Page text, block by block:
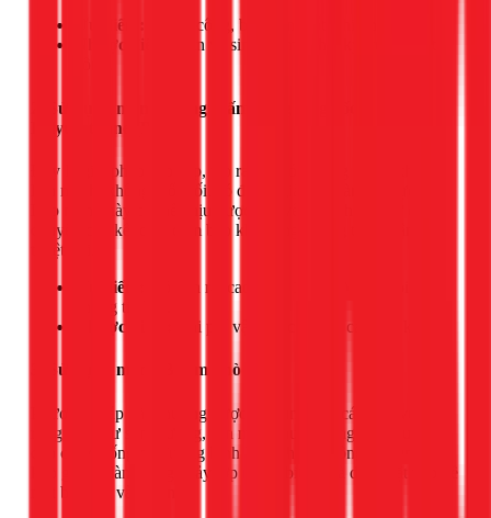
Ưu điểm:
Dễ thi công, bám dính tốt, chi phí hợp lý.
Nhược điểm:
Cần vệ sinh bề mặt thật kỹ trước khi thi
2. Sử dụng màng chống thấm dạng lỏng gốc
Polyurethane (PU)
Đây là giải pháp cao cấp, tạo ra một lớp màng chống thấm
liền mạch, không mối nối, có độ co giãn và đàn hồi cực cao.
Lớp màng này có thể chịu được các vết nứt nhỏ và sự dịch
chuyển của kết cấu, đảm bảo khả năng chống thấm gần như
tuyệt đối.
Ưu điểm:
Độ bền rất cao (trên 10 năm), đàn hồi tốt,
chống tia UV.
Nhược điểm:
Chi phí vật liệu cao hơn các loại khác.
3. Sử dụng màng Bitum khò nóng
Phương pháp này thường được áp dụng cho các khu vực
rộng lớn như sân thượng, sàn mái, nhưng cũng rất hiệu quả
cho các cổ ống có đường kính lớn. Thợ thi công sẽ dùng đèn
khò gas để làm nóng chảy lớp màng bitum và dán chặt vào bề
mặt bê tông và cổ ống.